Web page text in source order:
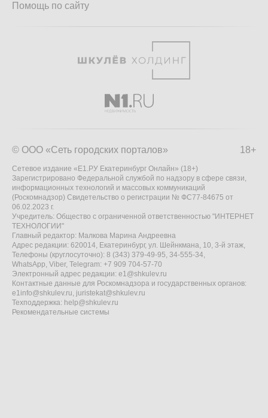
Помощь по сайту
18+
© ООО «Сеть городских порталов»
Сетевое издание «Е1.РУ Екатеринбург Онлайн» (18+)
Зарегистрировано Федеральной службой по надзору в сфере связи,
информационных технологий и массовых коммуникаций
(Роскомнадзор) Свидетельство о регистрации № ФС77-84675 от
06.02.2023 г.
Учредитель: Общество с ограниченной ответственностью "ИНТЕРНЕТ
ТЕХНОЛОГИИ"
Главный редактор: Малкова Марина Андреевна
Адрес редакции: 620014, Екатеринбург, ул. Шейнкмана, 10, 3-й этаж,
Телефоны (круглосуточно): 8 (343) 379-49-95, 34-555-34,
WhatsApp, Viber, Telegram: +7 909 704-57-70
Электронный адрес редакции: e1@shkulev.ru
Контактные данные для Роскомнадзора и государственных органов:
e1info@shkulev.ru, juristekat@shkulev.ru
Техподдержка: help@shkulev.ru
Рекомендательные системы